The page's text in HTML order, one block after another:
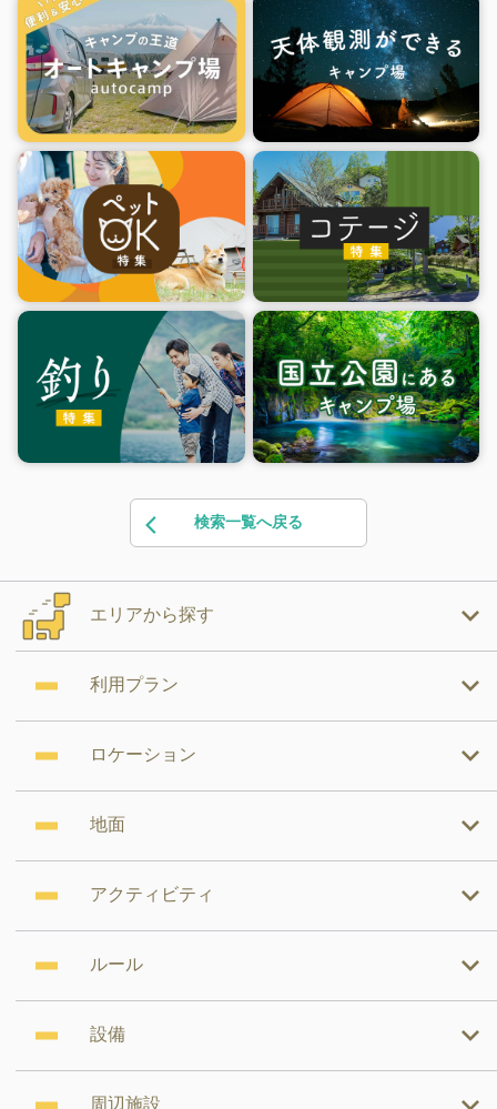
検索一覧へ戻る
エリアから探す
利用プラン
ロケーション
地面
アクティビティ
ルール
設備
周辺施設